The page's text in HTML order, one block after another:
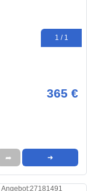
1 / 1
365 €
➦ ➜